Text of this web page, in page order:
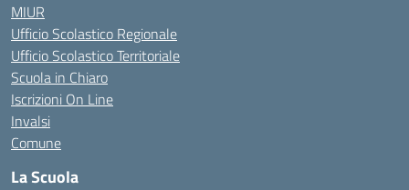
MIUR
Ufficio Scolastico Regionale
Ufficio Scolastico Territoriale
Scuola in Chiaro
Iscrizioni On Line
Invalsi
Comune
La Scuola